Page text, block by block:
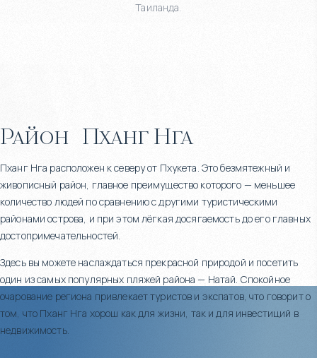
Таиланда.
Район Пханг Нга
Пханг Нга расположен к северу от Пхукета. Это безмятежный и
живописный район, главное преимущество которого — меньшее
количество людей по сравнению с другими туристическими
районами острова, и при этом лёгкая досягаемость до его главных
достопримечательностей.
Здесь вы можете наслаждаться прекрасной природой и посетить
один из самых популярных пляжей района — Натай. Спокойное
очарование региона привлекает туристов и экспатов, что говорит о
том, что Пханг Нга хорош как для жизни, так и для инвестиций в
недвижимость.